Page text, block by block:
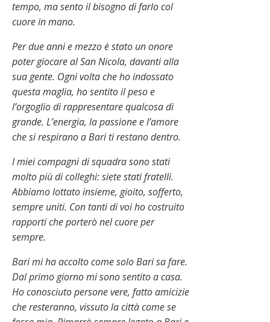
tempo, ma sento il bisogno di farlo col
cuore in mano.
Per due anni e mezzo è stato un onore
poter giocare al San Nicola, davanti alla
sua gente. Ogni volta che ho indossato
questa maglia, ho sentito il peso e
l’orgoglio di rappresentare qualcosa di
grande. L’energia, la passione e l’amore
che si respirano a Bari ti restano dentro.
I miei compagni di squadra sono stati
molto più di colleghi: siete stati fratelli.
Abbiamo lottato insieme, gioito, sofferto,
sempre uniti. Con tanti di voi ho costruito
rapporti che porterò nel cuore per
sempre.
Bari mi ha accolto come solo Bari sa fare.
Dal primo giorno mi sono sentito a casa.
Ho conosciuto persone vere, fatto amicizie
che resteranno, vissuto la città come se